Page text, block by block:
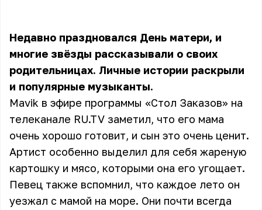
Недавно праздновался День матери, и
многие звёзды рассказывали о своих
родительницах. Личные истории раскрыли
и популярные музыканты.
Mavik в эфире программы «Стол Заказов» на
телеканале RU.TV заметил, что его мама
очень хорошо готовит, и сын это очень ценит.
Артист особенно выделил для себя жареную
картошку и мясо, которыми она его угощает.
Певец также вспомнил, что каждое лето он
уезжал с мамой на море. Они почти всегда